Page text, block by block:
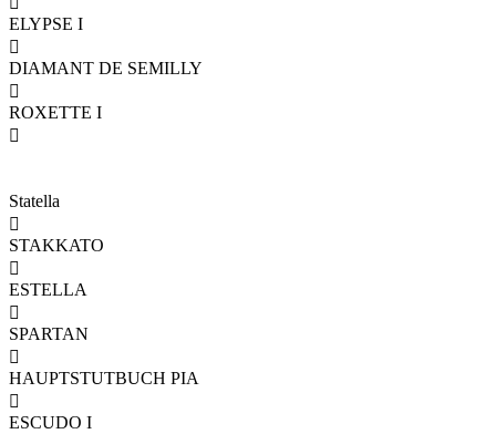
ELYPSE I

DIAMANT DE SEMILLY

ROXETTE I

Statella

STAKKATO

ESTELLA

SPARTAN

HAUPTSTUTBUCH PIA

ESCUDO I